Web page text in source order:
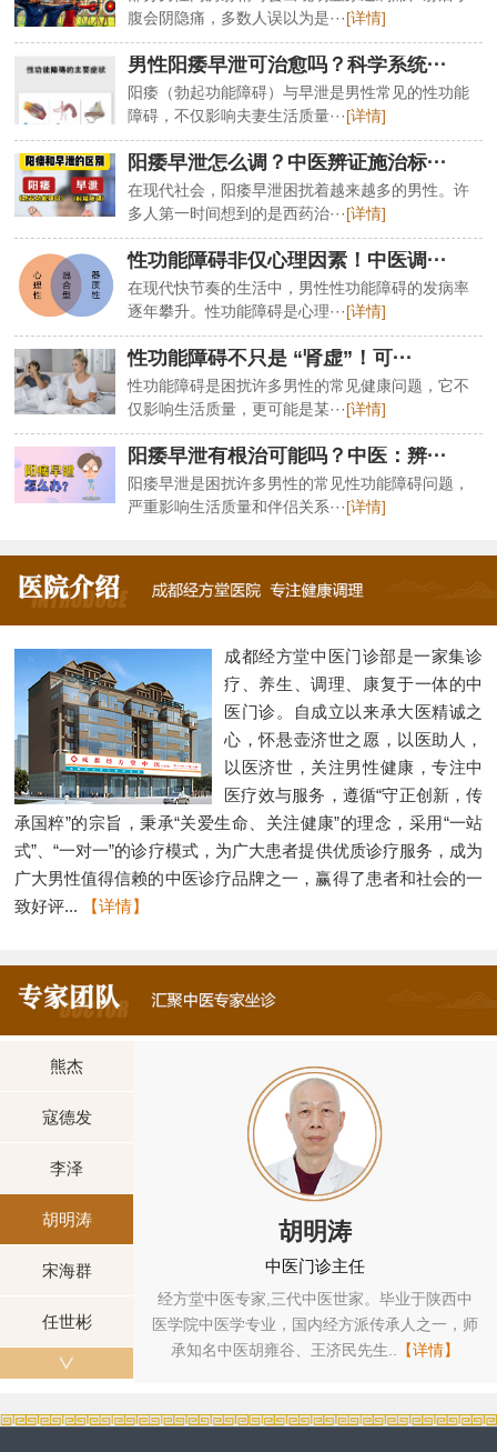
腹会阴隐痛，多数人误以为是···[详情]
男性阳痿早泄可治愈吗？科学系统···
阳痿（勃起功能障碍）与早泄是男性常见的性功能
障碍，不仅影响夫妻生活质量···[详情]
阳痿早泄怎么调？中医辨证施治标···
在现代社会，阳痿早泄困扰着越来越多的男性。许
多人第一时间想到的是西药治···[详情]
性功能障碍非仅心理因素！中医调···
在现代快节奏的生活中，男性性功能障碍的发病率
逐年攀升。性功能障碍是心理···[详情]
性功能障碍不只是 “肾虚”！可···
性功能障碍是困扰许多男性的常见健康问题，它不
仅影响生活质量，更可能是某···[详情]
阳痿早泄有根治可能吗？中医：辨···
阳痿早泄是困扰许多男性的常见性功能障碍问题，
严重影响生活质量和伴侣关系···[详情]
成都经方堂中医门诊部是一家集诊
疗、养生、调理、康复于一体的中
医门诊。自成立以来承大医精诚之
心，怀悬壶济世之愿，以医助人，
以医济世，关注男性健康，专注中
医疗效与服务，遵循“守正创新，传
承国粹”的宗旨，秉承“关爱生命、关注健康”的理念，采用“一站
式”、“一对一”的诊疗模式，为广大患者提供优质诊疗服务，成为
广大男性值得信赖的中医诊疗品牌之一，赢得了患者和社会的一
致好评...
【详情】
熊杰
寇德发
李泽
胡明涛
宋海群
任世彬
国内经方派传
...【详情】
胡明涛
中医门诊主任
经方堂中医专家,三代中医世家。毕业于陕西中
医学院中医学专业，国内经方派传承人之一，师
承知名中医胡雍谷、王济民先生..
【详情】